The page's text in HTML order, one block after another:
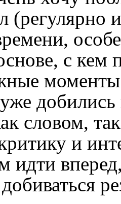
(регулярно
с кем
моменты
словом,
и
идти